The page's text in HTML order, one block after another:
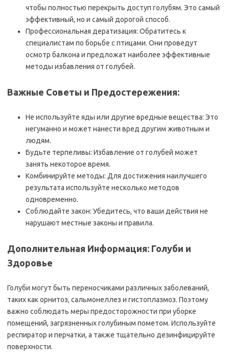
чтобы полностью перекрыть доступ голубям. Это самый
эффективный, но и самый дорогой способ.
Профессиональная дератизация: Обратитесь к
специалистам по борьбе с птицами. Они проведут
осмотр балкона и предложат наиболее эффективные
методы избавления от голубей.
Важные Советы и Предостережения:
Не используйте яды или другие вредные вещества: Это
негуманно и может нанести вред другим животным и
людям.
Будьте терпеливы: Избавление от голубей может
занять некоторое время.
Комбинируйте методы: Для достижения наилучшего
результата используйте несколько методов
одновременно.
Соблюдайте закон: Убедитесь, что ваши действия не
нарушают местные законы и правила.
Дополнительная Информация: Голуби и
Здоровье
Голуби могут быть переносчиками различных заболеваний,
таких как орнитоз, сальмонеллез и гистоплазмоз. Поэтому
важно соблюдать меры предосторожности при уборке
помещений, загрязненных голубиным пометом. Используйте
респиратор и перчатки, а также тщательно дезинфицируйте
поверхности.